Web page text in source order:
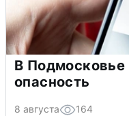
В Подмосковье
опасность
8 августа 164